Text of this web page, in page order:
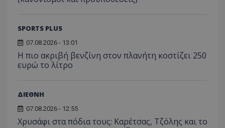
SPORTS PLUS
07.08.2026 - 13:01
Η πιο ακριβή βενζίνη στον πλανήτη κοστίζει 250
ευρώ το λίτρο
ΔΙΕΘΝΗ
07.08.2026 - 12:55
Χρυσάφι στα πόδια τους: Καρέτσας, Τζόλης και το